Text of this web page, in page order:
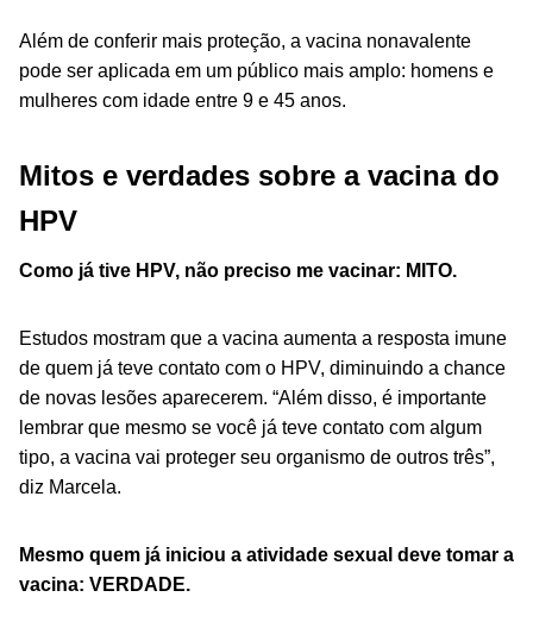
Além de conferir mais proteção, a vacina nonavalente
pode ser aplicada em um público mais amplo: homens e
mulheres com idade entre 9 e 45 anos.
Mitos e verdades sobre a vacina do
HPV
Como já tive HPV, não preciso me vacinar: MITO.
Estudos mostram que a vacina aumenta a resposta imune
de quem já teve contato com o HPV, diminuindo a chance
de novas lesões aparecerem. “Além disso, é importante
lembrar que mesmo se você já teve contato com algum
tipo, a vacina vai proteger seu organismo de outros três”,
diz Marcela.
Mesmo quem já iniciou a atividade sexual deve tomar a
vacina: VERDADE.